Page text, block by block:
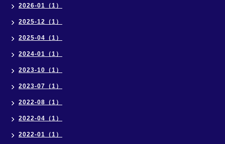
2026-01（1）
2025-12（1）
2025-04（1）
2024-01（1）
2023-10（1）
2023-07（1）
2022-08（1）
2022-04（1）
2022-01（1）